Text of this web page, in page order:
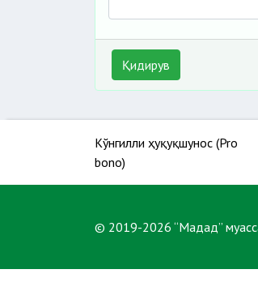
Қидирув
Кўнгилли ҳуқуқшунос (Pro
bono)
© 2019-2026 “Мадад”